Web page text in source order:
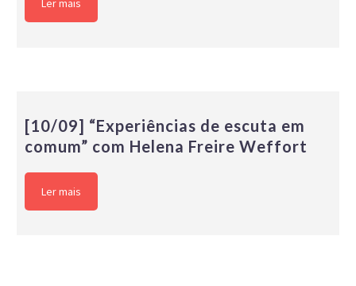
Ler mais
[10/09] “Experiências de escuta em
comum” com Helena Freire Weffort
Ler mais